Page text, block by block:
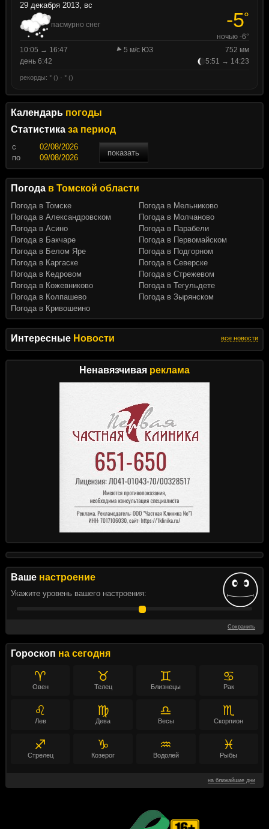
Интересные Новости все новости
Ненавязчивая реклама
Ваше настроение
Укажите уровень вашего настроения:
Сохранить
Гороскоп на сегодня
♈
Овен
♉
Телец
♊
Близнецы
♋
Рак
♌
Лев
♍
Дева
♎
Весы
♏
Скорпион
♐
Стрелец
♑
Козерог
♒
Водолей
♓
Рыбы
на ближайшие дни
29 декабря 2013, вс
пасмурно снег -5°
ночью -6°
10:05 → 16:47
5 м/с ЮЗ
752 мм
день 6:42
5:51 → 14:23
рекорды: ° () · ° ()
Календарь погоды
Статистика за период
c
показать
по
Погода в Томской области
Погода в Томске
Погода в Александровском
Погода в Асино
Погода в Бакчаре
Погода в Белом Яре
Погода в Каргаске
Погода в Кедровом
Погода в Кожевниково
Погода в Колпашево
Погода в Кривошеино
Погода в Мельниково
Погода в Молчаново
Погода в Парабели
Погода в Первомайском
Погода в Подгорном
Погода в Северске
Погода в Стрежевом
Погода в Тегульдете
Погода в Зырянском